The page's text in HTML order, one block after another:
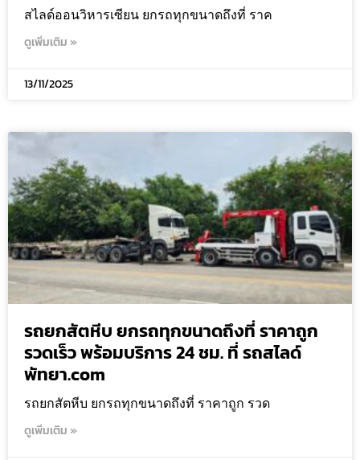
สไลด์ออนวิหารเซียน ยกรถทุกขนาดถึงที่ ราค
ดูเพิ่มเติม »
13/11/2025
รถยกสัตหีบ ยกรถทุกขนาดถึงที่ ราคาถูก
รวดเร็ว พร้อมบริการ 24 ชม. ที่ รถสไลด์
พัทยา.com
รถยกสัตหีบ ยกรถทุกขนาดถึงที่ ราคาถูก รวด
ดูเพิ่มเติม »